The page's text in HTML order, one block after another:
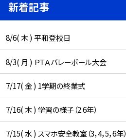
新着記事
8/6( 木 ) 平和登校日
8/3( 月 ) ＰＴＡバレーボール大会
7/17( 金 ) 1学期の終業式
7/16( 木 ) 学習の様子（2.6年）
7/15( 水 ) スマホ安全教室（3，4，5，6年）